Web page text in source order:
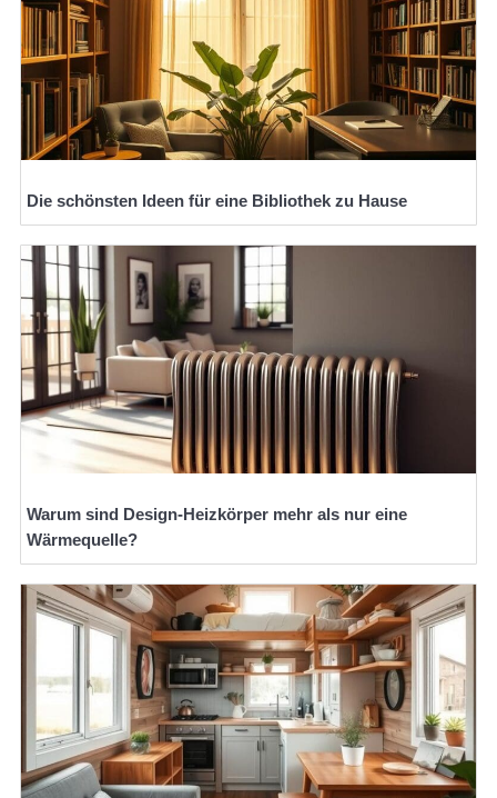
Die schönsten Ideen für eine Bibliothek zu Hause
Warum sind Design-Heizkörper mehr als nur eine
Wärmequelle?